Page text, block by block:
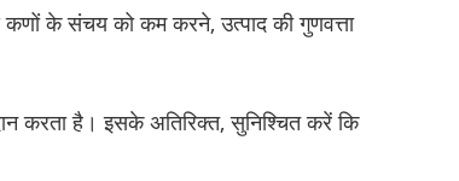
के संचय को कम करने, उत्पाद की गुणवत्ता
करता है। इसके अतिरिक्त, सुनिश्चित करें कि